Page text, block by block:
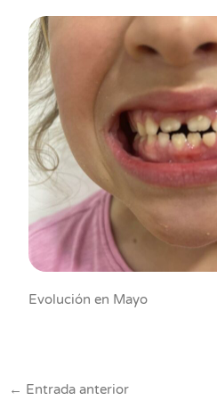
Evolución en Mayo
← Entrada anterior